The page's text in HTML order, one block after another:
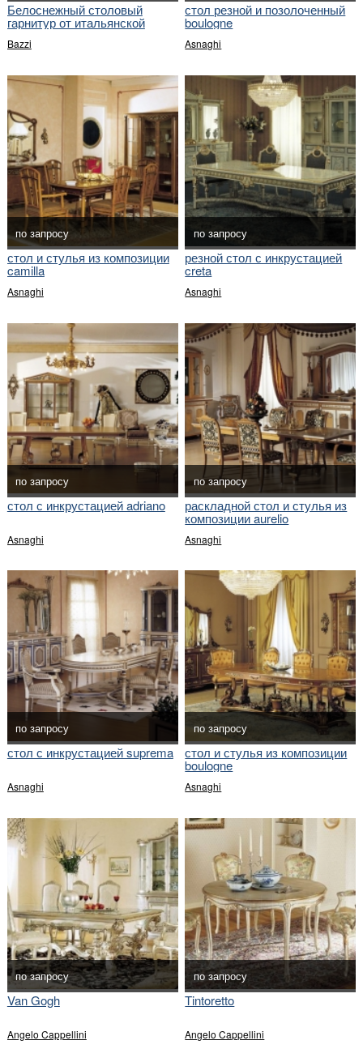
Белоснежный столовый
гарнитур от итальянской
Bazzi
стол резной и позолоченный
boulogne
Asnaghi
по запросу
стол и стулья из композиции
camilla
Asnaghi
по запросу
резной стол с инкрустацией
creta
Asnaghi
по запросу
стол с инкрустацией adriano
Asnaghi
по запросу
раскладной стол и стулья из
композиции aurelio
Asnaghi
по запросу
стол с инкрустацией suprema
Asnaghi
по запросу
стол и стулья из композиции
boulogne
Asnaghi
по запросу
Van Gogh
Angelo Cappellini
по запросу
Tintoretto
Angelo Cappellini